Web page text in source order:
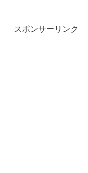
スポンサーリンク